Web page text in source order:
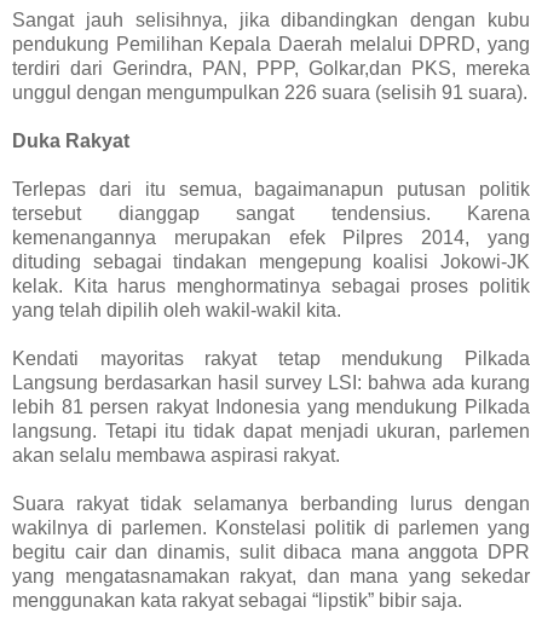
Sangat jauh selisihnya, jika dibandingkan dengan kubu
pendukung Pemilihan Kepala Daerah melalui DPRD, yang
terdiri dari Gerindra, PAN, PPP, Golkar,dan PKS, mereka
unggul dengan mengumpulkan 226 suara (selisih 91 suara).
Duka Rakyat
Terlepas dari itu semua, bagaimanapun putusan politik
tersebut dianggap sangat tendensius. Karena
kemenangannya merupakan efek Pilpres 2014, yang
dituding sebagai tindakan mengepung koalisi Jokowi-JK
kelak. Kita harus menghormatinya sebagai proses politik
yang telah dipilih oleh wakil-wakil kita.
Kendati mayoritas rakyat tetap mendukung Pilkada
Langsung berdasarkan hasil survey LSI: bahwa ada kurang
lebih 81 persen rakyat Indonesia yang mendukung Pilkada
langsung. Tetapi itu tidak dapat menjadi ukuran, parlemen
akan selalu membawa aspirasi rakyat.
Suara rakyat tidak selamanya berbanding lurus dengan
wakilnya di parlemen. Konstelasi politik di parlemen yang
begitu cair dan dinamis, sulit dibaca mana anggota DPR
yang mengatasnamakan rakyat, dan mana yang sekedar
menggunakan kata rakyat sebagai “lipstik” bibir saja.